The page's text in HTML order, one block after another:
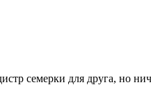
семерки для друга, но